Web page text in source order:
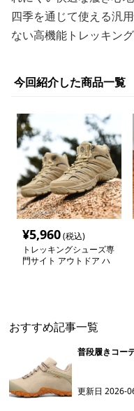
四季を通じて使える汎
ない高機能トレッキング
今回紹介した商品一覧
¥5,960(税込)
トレッキングシューズ専
門サイト アウトドア ハ
おすすめ記事一覧
普段履きコー
更新日2026-